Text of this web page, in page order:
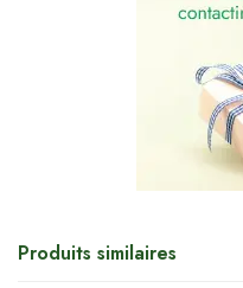
Produits similaires